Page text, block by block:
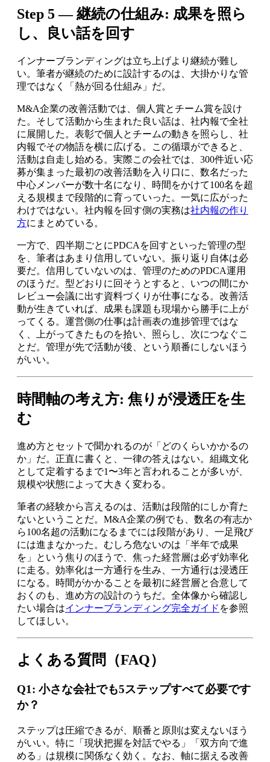
Step 5 — 継続の仕組み: 成果を照ら
し、良い話を回す
インナーブランディングは立ち上げより継続が難し
い。筆者が継続のために設計するのは、大掛かりな管
理ではなく「熱が回る仕組み」だ。
M&A企業の改善活動では、個人賞とチーム賞を設け
た。そして活動から生まれた良い話は、社内報で全社
に展開した。表彰で個人とチームの動きを照らし、社
内報でその物語を横に広げる。この循環ができると、
活動は自走し始める。実際この会社では、300件近い応
募が集まった最初の改善活動を入り口に、数名だった
中心メンバーが数十名になり、時間をかけて100名を超
える規模まで段階的に育っていった。一気に広がった
わけではない。社内報を回す側の実務は社内報の作り
方にまとめている。
一方で、四半期ごとにPDCAを回すといった管理の型
を、筆者はあまり信用していない。振り返り自体は必
要だ。信用していないのは、管理のためのPDCA運用
のほうだ。型どおりに回そうとすると、いつの間にか
レビュー会議に出す資料づくりが仕事になる。改善活
動が生きていれば、成果も課題も現場から勝手に上が
ってくる。運営側の仕事は計画表の進捗管理ではな
く、上がってきたものを拾い、照らし、次につなぐこ
とだ。管理が先で活動が後、という順番にしないほう
がいい。
時間軸の考え方: 焦りが浸透圧を生
む
進め方とセットで聞かれるのが「どのくらいかかるの
か」だ。正直に書くと、一律の答えはない。組織文化
として定着するまで1〜3年と言われることが多いが、
規模や状態によって大きく変わる。
筆者の経験から言えるのは、活動は段階的にしか育た
ないということだ。M&A企業の例でも、数名の有志か
ら100名超の活動になるまでには段階があり、一足飛び
には進まなかった。むしろ危ないのは「半年で成果
を」という焦りのほうで、焦った経営層は必ず効率化
に走る。効率化は一方通行を生み、一方通行は浸透圧
になる。時間がかかることを最初に経営層と合意して
おくのも、進め方の設計のうちだ。全体像から確認し
たい場合はインナーブランディング完全ガイド を参照
してほしい。
よくある質問（FAQ）
Q1: 小さな会社でも5ステップすべて必要です
か？
ステップは圧縮できるが、順番と原則は変えないほう
がいい。特に「現状把握を対話でやる」「双方向で進
める」は規模に関係なく効く。なお、軸に据える改善